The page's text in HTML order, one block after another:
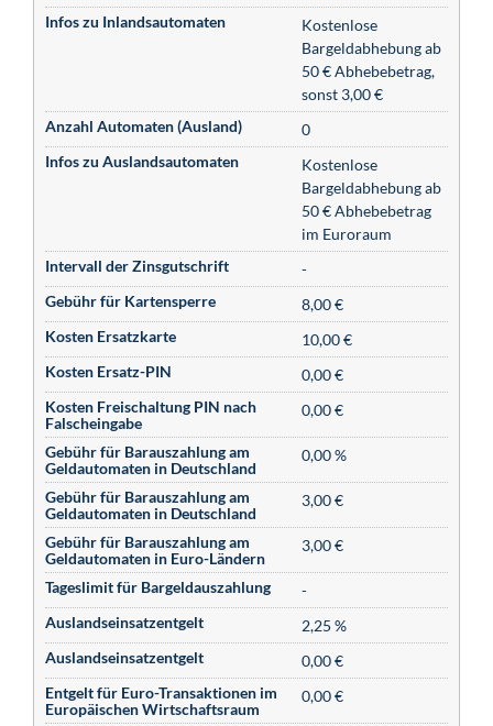
Infos zu Inlandsautomaten
Kostenlose
Bargeldabhebung ab
50 € Abhebebetrag,
sonst 3,00 €
Anzahl Automaten (Ausland)
0
Infos zu Auslandsautomaten
Kostenlose
Bargeldabhebung ab
50 € Abhebebetrag
im Euroraum
Intervall der Zinsgutschrift
-
Gebühr für Kartensperre
8,00 €
Kosten Ersatzkarte
10,00 €
Kosten Ersatz-PIN
0,00 €
Kosten Freischaltung PIN nach
Falscheingabe
0,00 €
Gebühr für Barauszahlung am
Geldautomaten in Deutschland
0,00 %
Gebühr für Barauszahlung am
Geldautomaten in Deutschland
3,00 €
Gebühr für Barauszahlung am
Geldautomaten in Euro-Ländern
3,00 €
Tageslimit für Bargeldauszahlung
-
Auslandseinsatzentgelt
2,25 %
Auslandseinsatzentgelt
0,00 €
Entgelt für Euro-Transaktionen im
Europäischen Wirtschaftsraum
0,00 €